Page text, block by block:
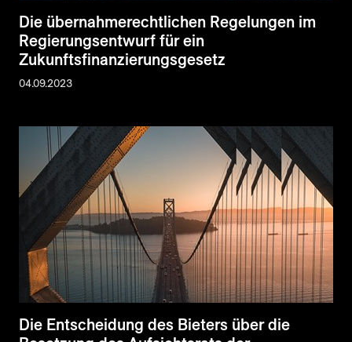
Die übernahmerechtlichen Regelungen im
Regierungsentwurf für ein
Zukunftsfinanzierungsgesetz
04.09.2023
Die Entscheidung des Bieters über die